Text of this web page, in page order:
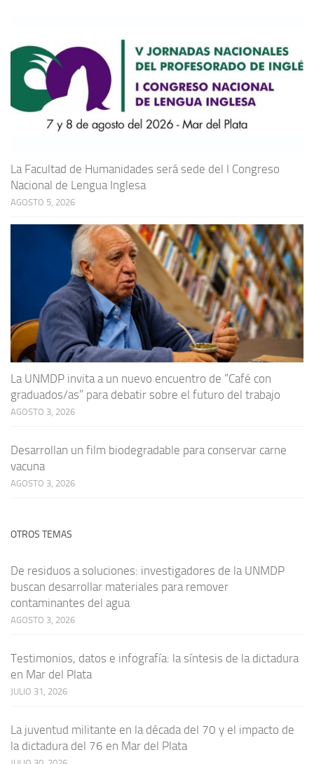
La Facultad de Humanidades será sede del I Congreso
Nacional de Lengua Inglesa
AGOSTO 5, 2026
La UNMDP invita a un nuevo encuentro de “Café con
graduados/as” para debatir sobre el futuro del trabajo
AGOSTO 3, 2026
Desarrollan un film biodegradable para conservar carne
vacuna
AGOSTO 3, 2026
OTROS TEMAS
De residuos a soluciones: investigadores de la UNMDP
buscan desarrollar materiales para remover
contaminantes del agua
AGOSTO 3, 2026
Testimonios, datos e infografía: la síntesis de la dictadura
en Mar del Plata
JULIO 31, 2026
La juventud militante en la década del 70 y el impacto de
la dictadura del 76 en Mar del Plata